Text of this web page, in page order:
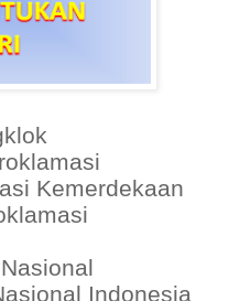
Kemerdekaan
Indonesia